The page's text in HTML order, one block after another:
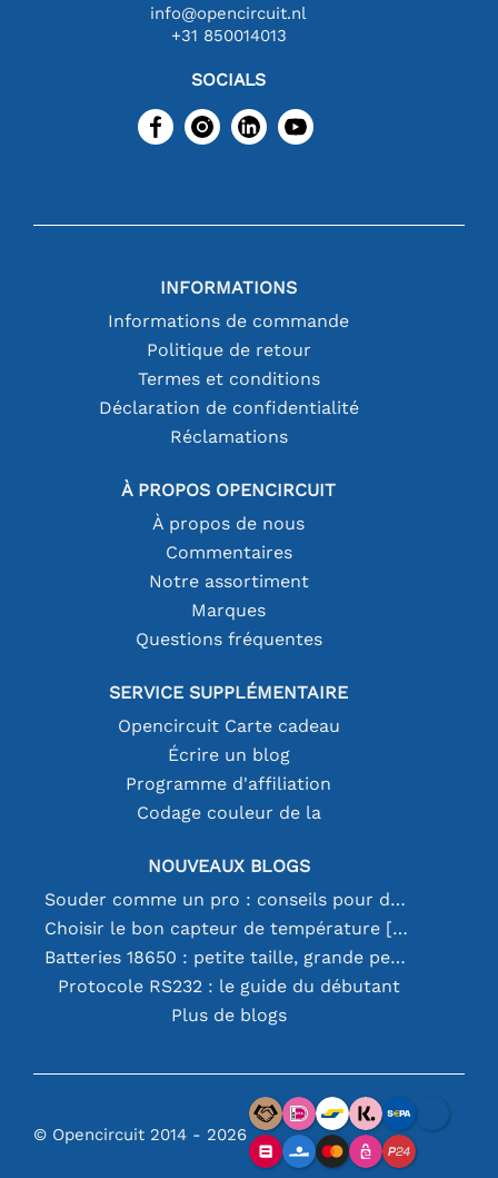
info@opencircuit.nl
+31 850014013
SOCIALS
INFORMATIONS
Informations de commande
Politique de retour
Termes et conditions
Déclaration de confidentialité
Réclamations
À PROPOS OPENCIRCUIT
À propos de nous
Commentaires
Notre assortiment
Marques
Questions fréquentes
SERVICE SUPPLÉMENTAIRE
Opencircuit Carte cadeau
Écrire un blog
Programme d'affiliation
Codage couleur de la
NOUVEAUX BLOGS
Souder comme un pro : conseils pour des connexions électroniques parfaites
Choisir le bon capteur de température [youtube]
Batteries 18650 : petite taille, grande performance
Protocole RS232 : le guide du débutant
Plus de blogs
© Opencircuit 2014 - 2026